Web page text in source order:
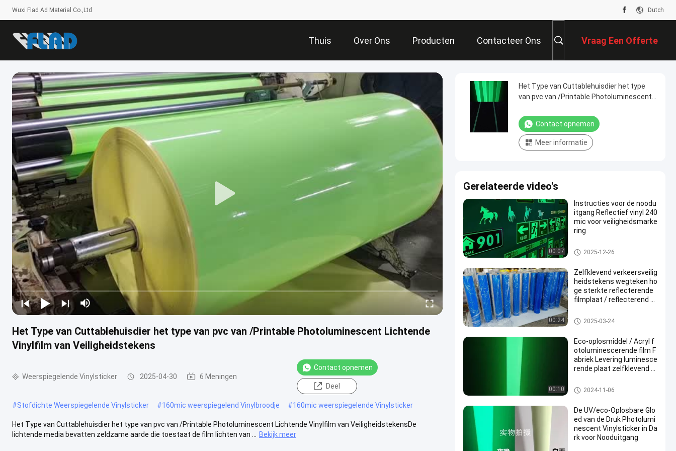
Wuxi Flad Ad Material Co.,Ltd Dutch
Thuis Over Ons Producten Contacteer Ons Vraag Een Offerte
Het Type van Cuttablehuisdier het type van pvc van /Printable Photoluminescent Lichtende
Vinylfilm van Veiligheidstekens
Weerspiegelende Vinylsticker 2025-04-30 6 Meningen
Contact opnemen
Deel
#Stofdichte Weerspiegelende Vinylsticker #160mic weerspiegelend Vinylbroodje #160mic weerspiegelende Vinylsticker
Het Type van Cuttablehuisdier het type van pvc van /Printable Photoluminescent Lichtende Vinylfilm van VeiligheidstekensDe
lichtende media bevatten zeldzame aarde die toestaat de film lichten van ...
Bekijk meer
Het Type van Cuttablehuisdier het type
van pvc van /Printable Photoluminescent
Contact opnemen
Meer informatie
Gerelateerde video's
00:07
Instructies voor de noodu
itgang Reflectief vinyl 240
mic voor veiligheidsmarke
ring
Weerspiegelende Vinylsticker
2025-12-26
00:24
Zelfklevend verkeersveilig
heidstekens wegteken ho
ge sterkte reflecterende
filmplaat / reflecterend vi
Weerspiegelende Vinylsticker
2025-03-24
00:10
Eco-oplosmiddel / Acryl f
otoluminescerende film F
abriek Levering luminesce
rende plaat zelfklevend Gl
H
Weerspiegelende Vinylsticker
2024-11-06
De UV/eco-Oplosbare Glo
ed van de Druk Photolumi
nescent Vinylsticker in Da
rk voor Nooduitgang